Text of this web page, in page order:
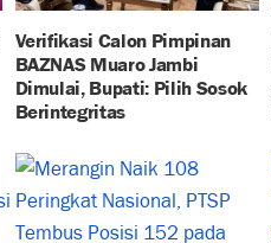
Verifikasi Calon Pimpinan
BAZNAS Muaro Jambi
Dimulai, Bupati: Pilih Sosok
Berintegritas